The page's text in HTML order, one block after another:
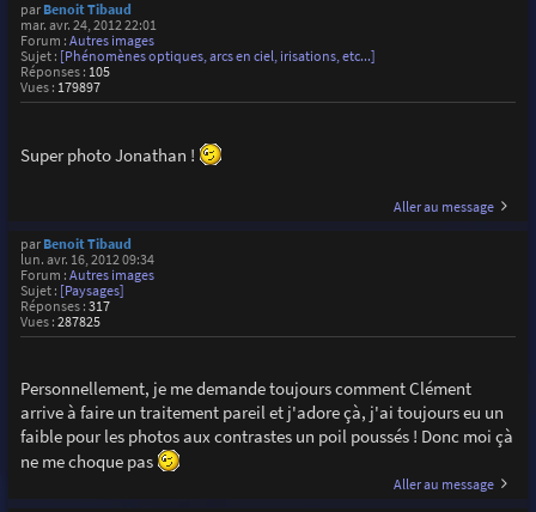
par Benoit Tibaud
mar. avr. 24, 2012 22:01
Forum : Autres images
Sujet : [Phénomènes optiques, arcs en ciel, irisations, etc...]
Réponses : 105
Vues : 179897
Super photo Jonathan !
Aller au message
par Benoit Tibaud
lun. avr. 16, 2012 09:34
Forum : Autres images
Sujet : [Paysages]
Réponses : 317
Vues : 287825
Personnellement, je me demande toujours comment Clément
arrive à faire un traitement pareil et j'adore çà, j'ai toujours eu un
faible pour les photos aux contrastes un poil poussés ! Donc moi çà
ne me choque pas
Aller au message